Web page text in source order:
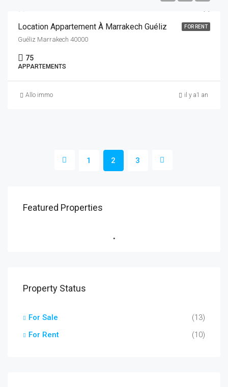
FOR RENT
Location Appartement À Marrakech Guéliz
Guéliz Marrakech 40000
75
APPARTEMENTS
Allo immo il y a1 an
1 2 3
Featured Properties
Property Status
For Sale
(13)
For Rent
(10)